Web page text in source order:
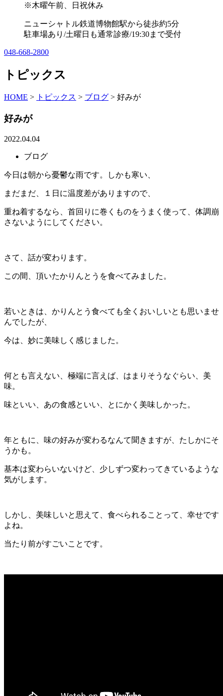
※木曜午前、日祝休み
ニューシャトル鉄道博物館駅から徒歩約5分
駐車場あり/土曜日も通常診療/19:30まで受付
048-668-2800
トピックス
HOME > トピックス > ブログ > 好みが
好みが
2022.04.04
ブログ
今日は朝から憂鬱な雨です。しかも寒い、
まだまだ、１日に温度差がありますので、
重ね着するなら、首回りに巻くものをうまく使って、体調崩
さないようにしてください。
さて、話が変わります。
この間、頂いたかりんとうを食べてみました。
若いときは、かりんとう食べても全くおいしいとも思いませ
んでしたが、
今は、妙に美味しく感じました。
何とも言えない、極端に言えば、はまりそうなぐらい、美
味。
味といい、あの食感といい、とにかく美味しかった。
年ともに、味の好みが変わるなんて聞きますが、たしかにそ
うかも。
基本は変わらいないけど、少しずつ変わってきているような
気がします。
しかし、美味しいと思えて、食べられることって、幸せです
よね。
当たり前がすごいことです。